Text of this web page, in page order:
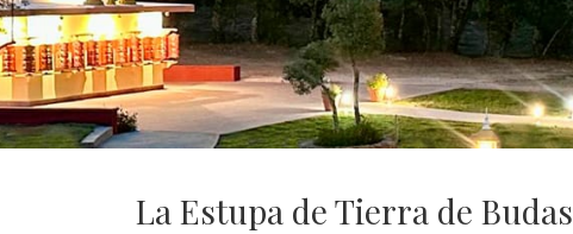
La Estupa de Tierra de Budas